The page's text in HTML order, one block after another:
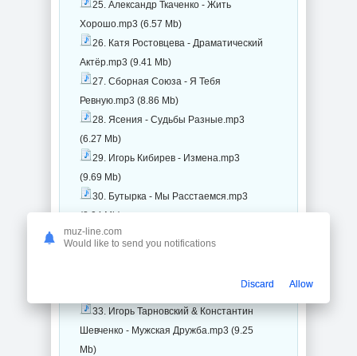
25. Александр Ткаченко - Жить
Хорошо.mp3 (6.57 Mb)
26. Катя Ростовцева - Драматический
Актёр.mp3 (9.41 Mb)
27. Сборная Союза - Я Тебя
Ревную.mp3 (8.86 Mb)
28. Ясения - Судьбы Разные.mp3
(6.27 Mb)
29. Игорь Кибирев - Измена.mp3
(9.69 Mb)
30. Бутырка - Мы Расстаемся.mp3
(8.04 Mb)
31. Сборная Союза - Поменялись
33. Игорь Тарновский & Константин
Шевченко - Мужская Дружба.mp3 (9.25
Mb)
muz-line.com
Would like to send you notifications
Discard Allow